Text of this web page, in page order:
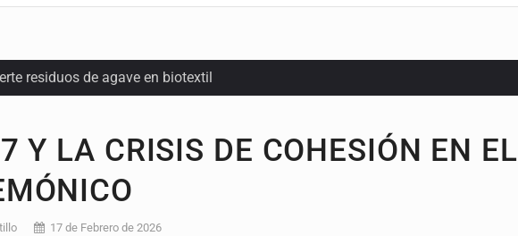
residuos de agave en biotextil
ya de ciclosporiasis
al Congreso de Jalisco eliminar la adopción simple
126 cuerpos de 32 fosas
Y LA CRISIS DE COHESIÓN EN EL
17 de Febrero de 2026